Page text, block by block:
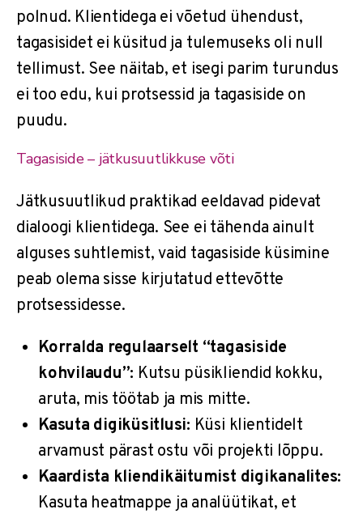
polnud. Klientidega ei võetud ühendust,
tagasisidet ei küsitud ja tulemuseks oli null
tellimust. See näitab, et isegi parim turundus
ei too edu, kui protsessid ja tagasiside on
puudu.
Tagasiside – jätkusuutlikkuse võti
Jätkusuutlikud praktikad eeldavad pidevat
dialoogi klientidega. See ei tähenda ainult
alguses suhtlemist, vaid tagasiside küsimine
peab olema sisse kirjutatud ettevõtte
protsessidesse.
Korralda regulaarselt “tagasiside
kohvilaudu”: Kutsu püsikliendid kokku,
aruta, mis töötab ja mis mitte.
Kasuta digiküsitlusi: Küsi klientidelt
arvamust pärast ostu või projekti lõppu.
Kaardista kliendikäitumist digikanalites:
Kasuta heatmappe ja analüütikat, et